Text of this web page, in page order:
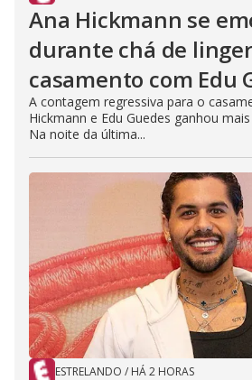
Ana Hickmann se
durante chá de
casamento com Edu
A contagem regressiva para o
Hickmann e Edu Guedes ganhou
Na noite da última...
ESTRELANDO / HÁ 2 HORAS